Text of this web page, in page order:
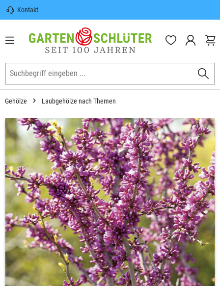
springen
Kontakt
Sicherer Versand | Versandkostenfrei
(DE) ab 100€
Garten-Schlüter Anwachsgarantie
Gehölze Laubgehölze nach Themen